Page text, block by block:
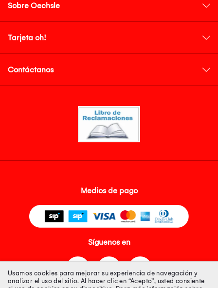
Sobre Oechsle
Tarjeta oh!
Contáctanos
Medios de pago
Síguenos en
Usamos cookies para mejorar su experiencia de navegación y
analizar el uso del sitio. Al hacer clic en “Acepto”, usted consiente